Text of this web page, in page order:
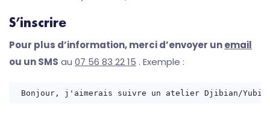
S’inscrire
Pour plus d’information, merci d’envoyer unemail
ou un SMS au 07 56 83 22 15 . Exemple :